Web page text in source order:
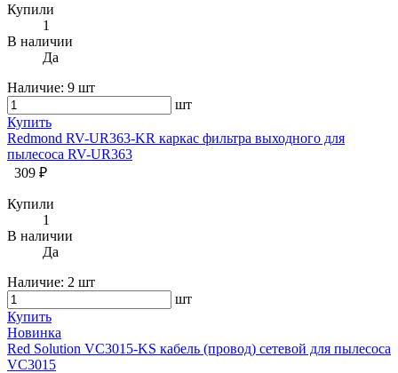
Купили
1
В наличии
Да
Наличие: 9 шт
шт
Купить
Redmond RV-UR363-KR каркас фильтра выходного для
пылесоса RV-UR363
309 ₽
Купили
1
В наличии
Да
Наличие: 2 шт
шт
Купить
Новинка
Red Solution VC3015-KS кабель (провод) сетевой для пылесоса
VC3015